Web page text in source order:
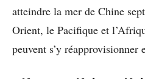
atteindre la mer de Chine
Orient, le Pacifique et
peuvent s’y réapprovisionner